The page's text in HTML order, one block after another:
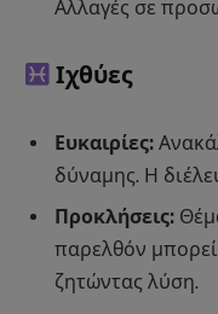
Αλλαγές σε
Ιχθύες
Ευκαιρίες:
δύναμης. Η
Προκλήσεις:
παρελθόν
ζητώντας λύση.